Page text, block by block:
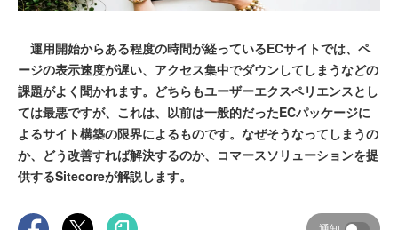
運用開始からある程度の時間が経っているECサイトでは、ペ
ージの表示速度が遅い、アクセス集中でダウンしてしまうなどの
課題がよく聞かれます。どちらもユーザーエクスペリエンスとし
ては最悪ですが、これは、以前は一般的だったECパッケージに
よるサイト構築の限界によるものです。なぜそうなってしまうの
か、どう改善すれば解決するのか、コマースソリューションを提
供するSitecoreが解説します。